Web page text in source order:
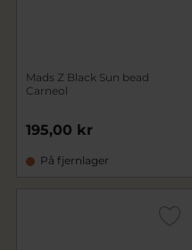
Mads Z Black Sun bead
Carneol
195,00 kr
På fjernlager